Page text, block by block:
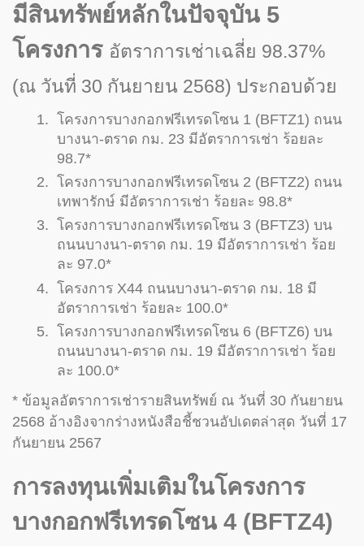
มีสินทรัพย์หลักในปัจจุบัน 5
โครงการ อัตราการเช่าเฉลี่ย 98.37%
(ณ วันที่ 30 กันยายน 2568) ประกอบด้วย
โครงการบางกอกฟรีเทรดโซน 1 (BFTZ1) ถนน
บางนา-ตราด กม. 23 มีอัตราการเช่า ร้อยละ
98.7*
โครงการบางกอกฟรีเทรดโซน 2 (BFTZ2) ถนน
เทพารักษ์ มีอัตราการเช่า ร้อยละ 98.8*
โครงการบางกอกฟรีเทรดโซน 3 (BFTZ3) บน
ถนนบางนา-ตราด กม. 19 มีอัตราการเช่า ร้อย
ละ 97.0*
โครงการ X44 ถนนบางนา-ตราด กม. 18 มี
อัตราการเช่า ร้อยละ 100.0*
โครงการบางกอกฟรีเทรดโซน 6 (BFTZ6) บน
ถนนบางนา-ตราด กม. 19 มีอัตราการเช่า ร้อย
ละ 100.0*
* ข้อมูลอัตราการเช่ารายสินทรัพย์ ณ วันที่ 30 กันยายน
2568 อ้างอิงจากร่างหนังสือชี้ชวนอัปเดตล่าสุด วันที่ 17
กันยายน 2567
การลงทุนเพิ่มเติมในโครงการ
บางกอกฟรีเทรดโซน 4 (BFTZ4)